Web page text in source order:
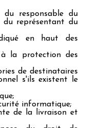
du responsable du
représentant du
en haut des
à la protection des
de destinataires
s'ils existent le
informatique;
de la livraison et